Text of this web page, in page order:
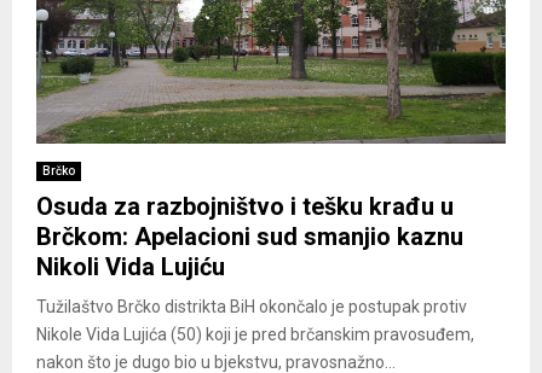
Brčko
Osuda za razbojništvo i tešku krađu u
Brčkom: Apelacioni sud smanjio kaznu
Nikoli Vida Lujiću
Tužilaštvo Brčko distrikta BiH okončalo je postupak protiv
Nikole Vida Lujića (50) koji je pred brčanskim pravosuđem,
nakon što je dugo bio u bjekstvu, pravosnažno...